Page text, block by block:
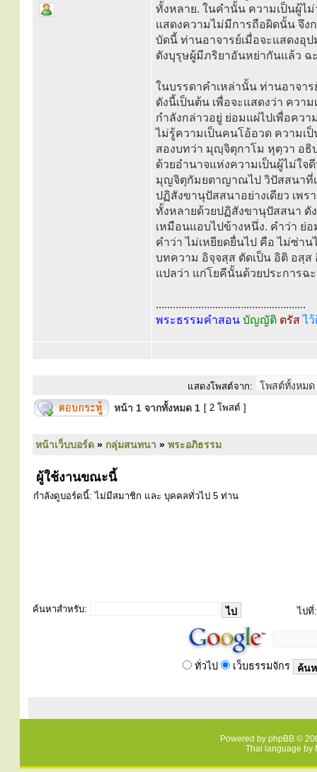
ทั้งหลาย. ในคำนั้น ความเป็นผู้ไม่
แสดงความไม่มีการถือผิดนั้น จึงก
บัดนี้ ท่านอาจารย์เมื่อจะแสดงอุ
ดังบุรุษผู้มีภริยาอันหย่ากันแล้ว ฉ
ในบรรดาคำเหล่านั้น ท่านอาจา
ดังนี้เป็นต้น เพื่อจะแสดงว่า ความ
กำลังกล่าวอยู่ ย่อมแผ่ไปเพื่อควา
ไม่รู้ความเป็นคนโอ้อวด ความเ
สองบทว่า มุญฺจิตุกาโม หุตฺวา อธิ
ด้วยอำนาจแห่งความเป็นผู้ไม่ใจ
มุญจิตุกัมยตาญาณไป วิปัสสนาที่เ
ปฏิสังขานุปัสสนาอย่างเดียว เพร
ทั้งหลายด้วยปฏิสังขานุปัสสนา ดั
เหมือนแอบไปข้างหนึ่ง. คำว่า ย่
คำว่า ไม่เหยียดยื่นไป คือ ไม่ซ่า
บทความ อิจฺจสฺส ตัดเป็น อิติ อสฺส
แปลว่า แก่โยคีนั้นด้วยประการฉ
.....................................................
พระธรรมคำสอน บัญญัติ ตรัสไ
แสดงโพสต์จาก:
หน้า 1 จากทั้งหมด 1 [ 2 โพสต์ ]
หน้าเว็บบอร์ด » กลุ่มสนทนา » พระอภิธรรม
ผู้ใช้งานขณะนี้
กำลังดูบอร์ดนี้: ไม่มีสมาชิก และ บุคคลทั่วไป 5 ท่าน
ค้นหาสำหรับ: ไปที่:
ทั่วไป เว็บธรรมจักร
Powered by phpBB ©
Thai language by